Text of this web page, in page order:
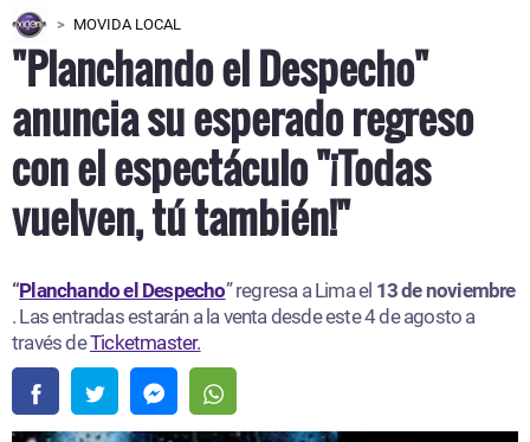
MOVIDA LOCAL
"Planchando el Despecho"
anuncia su esperado regreso
con el espectáculo "¡Todas
vuelven, tú también!"
“Planchando el Despecho” regresa a Lima el 13 de noviembre
. Las entradas estarán a la venta desde este 4 de agosto a
través deTicketmaster.